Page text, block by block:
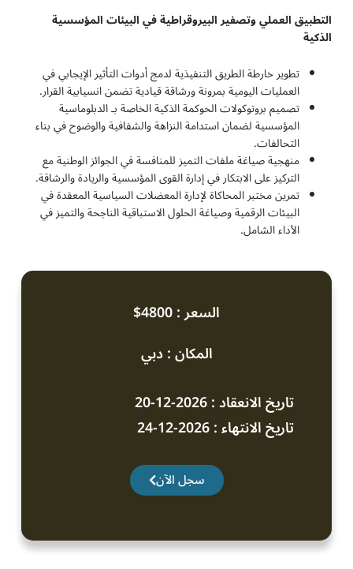
التطبيق العملي وتصفير البيروقراطية في البيئات المؤسسية
الذكية
تطوير خارطة الطريق التنفيذية لدمج أدوات التأثير الإيجابي في
العمليات اليومية بمرونة ورشاقة قيادية تضمن انسيابية القرار.
تصميم بروتوكولات الحوكمة الذكية الخاصة بـ الدبلوماسية
المؤسسية لضمان استدامة النزاهة والشفافية والوضوح في بناء
التحالفات.
منهجية صياغة ملفات التميز للمنافسة في الجوائز الوطنية مع
التركيز على الابتكار في إدارة القوى المؤسسية والريادة والرشاقة.
تمرين مختبر المحاكاة لإدارة المعضلات السياسية المعقدة في
البيئات الرقمية وصياغة الحلول الاستباقية الناجحة والتميز في
الأداء الشامل.
السعر : 4800$
المكان : دبي
تاريخ الانعقاد : 2026-12-20
تاريخ الانتهاء : 2026-12-24
سجل الآن